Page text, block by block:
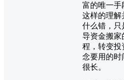
富的唯一手
这样的理解
什么错，只
导资金搬家
程，转变投
念要用的时
很长。